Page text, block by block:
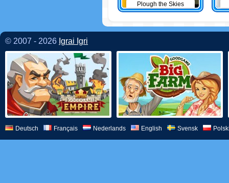
Plough the Skies
© 2007 - 2026 Igrai Igri
Deutsch Français Nederlands English Svensk